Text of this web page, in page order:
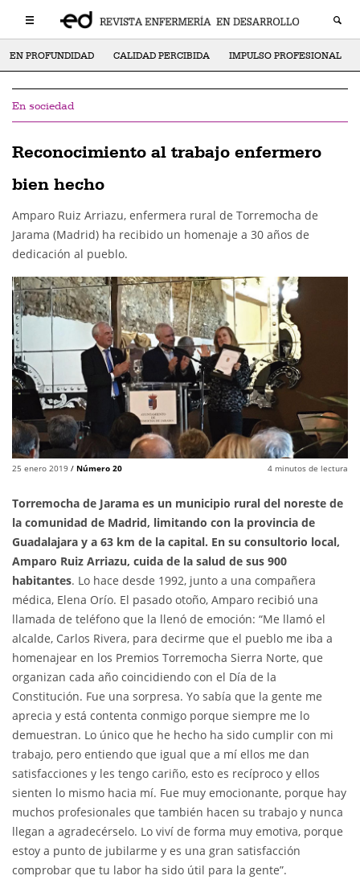
EN PROFUNDIDAD CALIDAD PERCIBIDA IMPULSO PROFESIONAL
En sociedad
Reconocimiento al trabajo enfermero
bien hecho
Amparo Ruiz Arriazu, enfermera rural de Torremocha de
Jarama (Madrid) ha recibido un homenaje a 30 años de
dedicación al pueblo.
25 enero 2019 / Número 20 4 minutos de lectura
Torremocha de Jarama es un municipio rural del noreste de
la comunidad de Madrid, limitando con la provincia de
Guadalajara y a 63 km de la capital. En su consultorio local,
Amparo Ruiz Arriazu, cuida de la salud de sus 900
habitantes. Lo hace desde 1992, junto a una compañera
médica, Elena Orío. El pasado otoño, Amparo recibió una
llamada de teléfono que la llenó de emoción: “Me llamó el
alcalde, Carlos Rivera, para decirme que el pueblo me iba a
homenajear en los Premios Torremocha Sierra Norte, que
organizan cada año coincidiendo con el Día de la
Constitución. Fue una sorpresa. Yo sabía que la gente me
aprecia y está contenta conmigo porque siempre me lo
demuestran. Lo único que he hecho ha sido cumplir con mi
trabajo, pero entiendo que igual que a mí ellos me dan
satisfacciones y les tengo cariño, esto es recíproco y ellos
sienten lo mismo hacia mí. Fue muy emocionante, porque hay
muchos profesionales que también hacen su trabajo y nunca
llegan a agradecérselo. Lo viví de forma muy emotiva, porque
estoy a punto de jubilarme y es una gran satisfacción
comprobar que tu labor ha sido útil para la gente”.